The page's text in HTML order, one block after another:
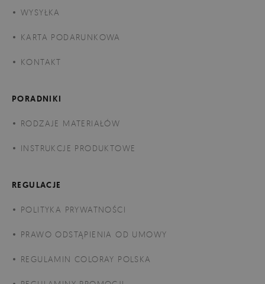
WYSYŁKA
KARTA PODARUNKOWA
KONTAKT
PORADNIKI
RODZAJE MATERIAŁÓW
INSTRUKCJE PRODUKTOWE
REGULACJE
POLITYKA PRYWATNOŚCI
PRAWO ODSTĄPIENIA OD UMOWY
REGULAMIN COLORAY POLSKA